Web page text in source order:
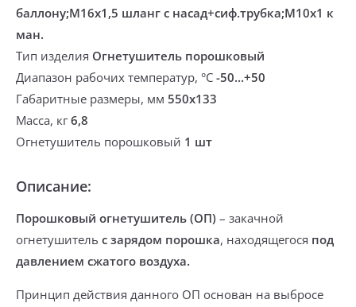
баллону;М16х1,5 шланг с насад+сиф.трубка;М10х1 к
ман.
Тип изделия Огнетушитель порошковый
Диапазон рабочих температур, °С -50...+50
Габаритные размеры, мм 550х133
Масса, кг6,8
Огнетушитель порошковый 1 шт
Описание:
Порошковый огнетушитель (ОП) – закачной
огнетушитель с зарядом порошка, находящегося под
давлением сжатого воздуха.
Принцип действия данного ОП основан на выбросе